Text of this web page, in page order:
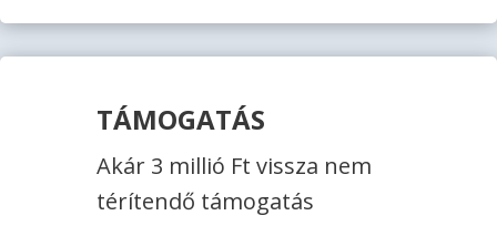
TÁMOGATÁS
Akár 3 millió Ft vissza nem
térítendő támogatás